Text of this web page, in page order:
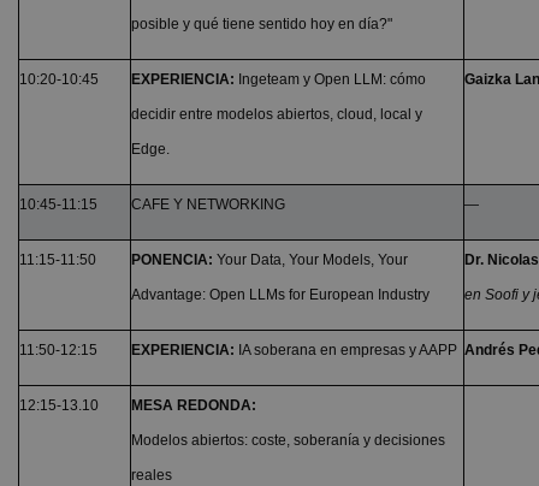
posible y qué tiene sentido hoy en día?"
10:20-10:45 EXPERIENCIA: Ingeteam y Open LLM: cómo
decidir entre modelos abiertos, cloud, local y
Edge.
Gaizka
10:45-11:15 CAFE Y NETWORKING —
11:15-11:50 PONENCIA: Your Data, Your Models, Your
Advantage: Open LLMs for European Industry
Dr.
en Soofi y
11:50-12:15 EXPERIENCIA: IA soberana en empresas y AAPP Andrés
12:15-13.10 MESA REDONDA:
Modelos abiertos: coste, soberanía y decisiones
reales